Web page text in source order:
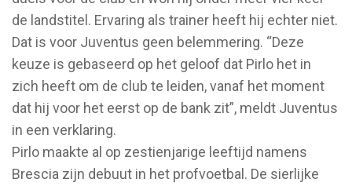
de landstitel. Ervaring als trainer heeft hij echter niet.
Dat is voor Juventus geen belemmering. “Deze
keuze is gebaseerd op het geloof dat Pirlo het in
zich heeft om de club te leiden, vanaf het moment
dat hij voor het eerst op de bank zit”, meldt Juventus
in een verklaring.
Pirlo maakte al op zestienjarige leeftijd namens
Brescia zijn debuut in het profvoetbal. De sierlijke